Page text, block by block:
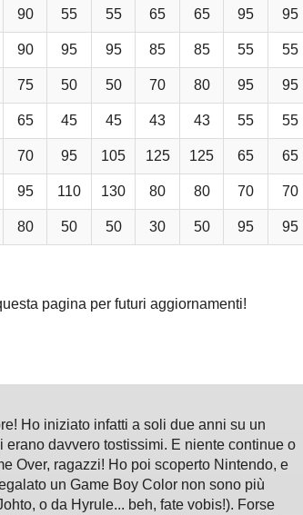
90 55 55 65 65 95 95
90 95 95 85 85 55 55
75 50 50 70 80 95 95
65 45 45 43 43 55 55
70 95 105 125 125 65 65
95 110 130 80 80 70 70
80 50 50 30 50 95 95
pagina per futuri aggiornamenti!
Ho iniziato infatti a soli due anni su un
erano davvero tostissimi. E niente continue o
Over, ragazzi! Ho poi scoperto Nintendo, e
un Game Boy Color non sono più
o da Hyrule... beh, fate vobis!). Forse